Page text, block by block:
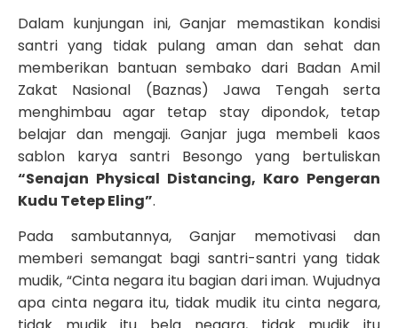
Dalam kunjungan ini, Ganjar memastikan kondisi
santri yang tidak pulang aman dan sehat dan
memberikan bantuan sembako dari Badan Amil
Zakat Nasional (Baznas) Jawa Tengah serta
menghimbau agar tetap stay dipondok, tetap
belajar dan mengaji. Ganjar juga membeli kaos
sablon karya santri Besongo yang bertuliskan
“Senajan Physical Distancing, Karo Pengeran
Kudu Tetep Eling”.
Pada sambutannya, Ganjar memotivasi dan
memberi semangat bagi santri-santri yang tidak
mudik, “Cinta negara itu bagian dari iman. Wujudnya
apa cinta negara itu, tidak mudik itu cinta negara,